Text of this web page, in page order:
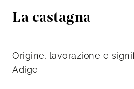
La castagna
Origine, lavorazione e
Adige